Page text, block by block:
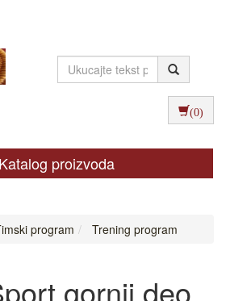
(0)
Katalog proizvoda
program Trening program
gornji deo